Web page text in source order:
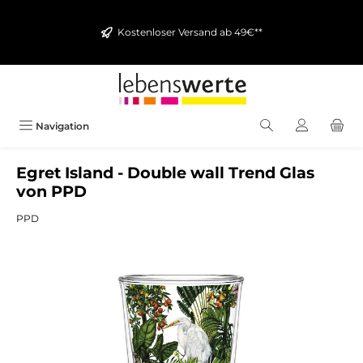
Kostenloser Versand ab 49€**
Navigation
Egret Island - Double wall Trend Glas
von PPD
PPD